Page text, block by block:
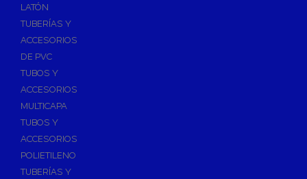
LATÓN
TUBERÍAS Y
ACCESORIOS
DE PVC
TUBOS Y
ACCESORIOS
MULTICAPA
TUBOS Y
ACCESORIOS
POLIETILENO
TUBERÍAS Y